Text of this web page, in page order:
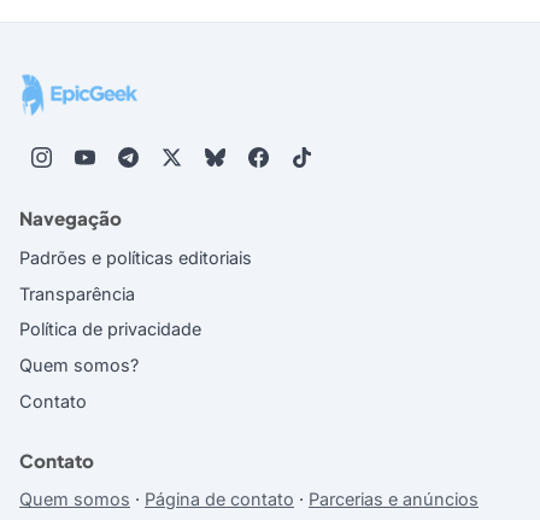
Navegação
Padrões e políticas editoriais
Transparência
Política de privacidade
Quem somos?
Contato
Contato
Quem somos · Página de contato · Parcerias e anúncios